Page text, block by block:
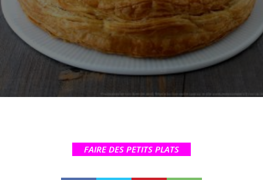
FAIRE DES PETITS PLATS